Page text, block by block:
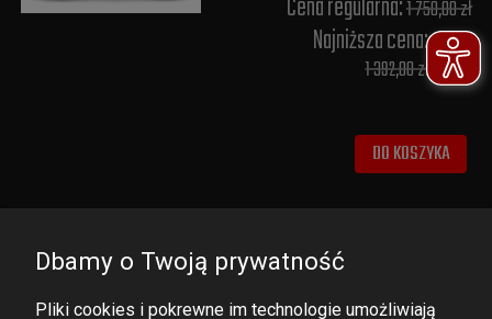
Cena regularna:1 750,00 zł
Najniższa cena:
1 392,00 zł
DO KOSZYKA
Dbamy o Twoją prywatność
Pliki cookies i pokrewne im technologie umożliwiają